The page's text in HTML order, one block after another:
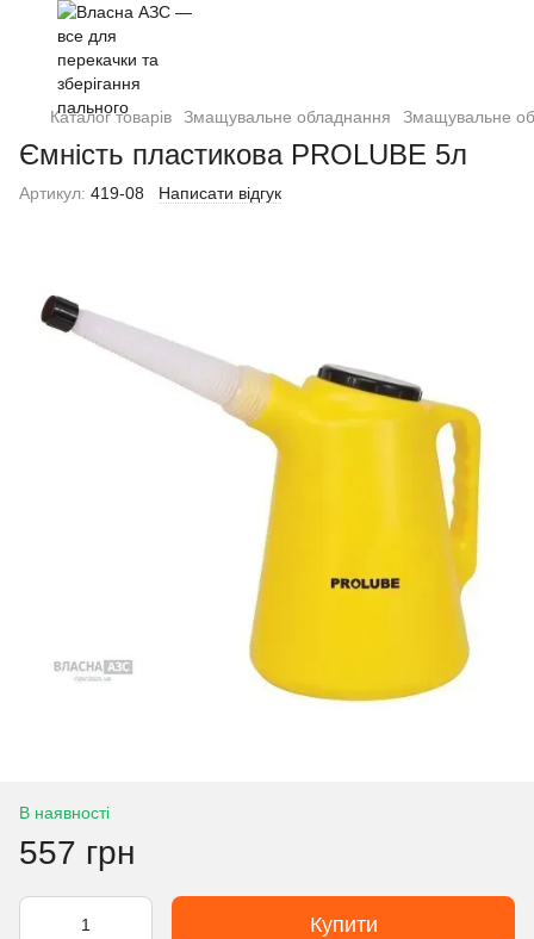
Каталог товарів Змащувальне обладнання Змащувальне
Ємність пластикова PROLUBE 5л
Артикул: 419-08 Написати відгук
В наявності
557 грн
Купити